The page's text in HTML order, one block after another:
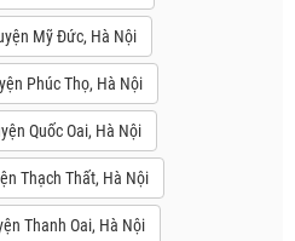
Mỹ Đức, Hà Nội
Phúc Thọ, Hà Nội
Quốc Oai, Hà Nội
Thạch Thất, Hà Nội
Thanh Oai, Hà Nội